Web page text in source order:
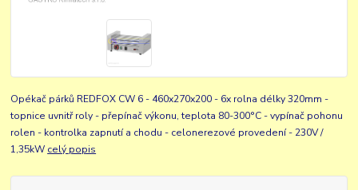
Opékač párků REDFOX CW 6 - 460x270x200 - 6x rolna délky 320mm -
topnice uvnitř roly - přepínač výkonu, teplota 80-300°C - vypínač pohonu
rolen - kontrolka zapnutí a chodu - celonerezové provedení - 230V /
1,35kW celý popis